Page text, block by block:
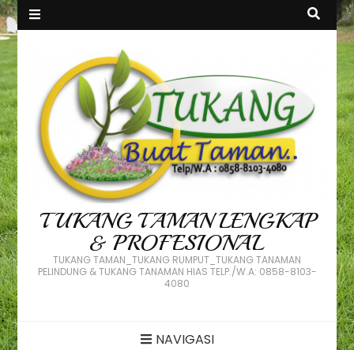
TUKANG TAMAN LENGKAP
& PROFESIONAL
TUKANG TAMAN_TUKANG RUMPUT_TUKANG TANAMAN
PELINDUNG & TUKANG TANAMAN HIAS TELP./W.A: 0858-8103-
4080
NAVIGASI